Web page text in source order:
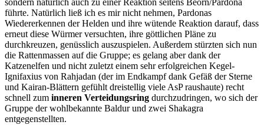
sondern natürlich auch zu einer Reaktion seitens Beorn/Pardona
führte. Natürlich ließ ich es mir nicht nehmen, Pardonas
Wiedererkennen der Helden und ihre wütende Reaktion darauf, dass
erneut diese Würmer versuchten, ihre göttlichen Pläne zu
durchkreuzen, genüsslich auszuspielen. Außerdem stürzten sich nun
die Rattenmassen auf die Gruppe; es gelang aber dank der
Katzenelfen und nicht zuletzt einem sehr erfolgreichen Kegel-
Ignifaxius von Rahjadan (der im Endkampf dank Gefäß der Sterne
und Kairan-Blättern gefühlt dreistellig viele AsP raushaute) recht
schnell zum inneren Verteidungsring durchzudringen, wo sich der
Gruppe der wohlbekannte Baldur und zwei Shakagra
entgegenstellten.